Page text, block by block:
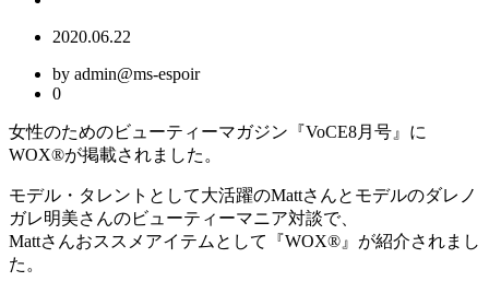
2020.06.22
by admin@ms-espoir
0
女性のためのビューティーマガジン『VoCE8月号』に
WOX®が掲載されました。
モデル・タレントとして大活躍のMattさんとモデルのダレノ
ガレ明美さんのビューティーマニア対談で、
Mattさんおススメアイテムとして『WOX®』が紹介されまし
た。